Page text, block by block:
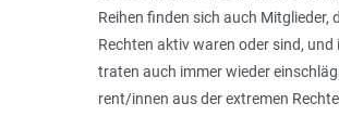
Reihen finden sich auch Mitglieder,
Rechten aktiv waren oder sind, und
traten auch immer wieder
rent/innen aus der extremen